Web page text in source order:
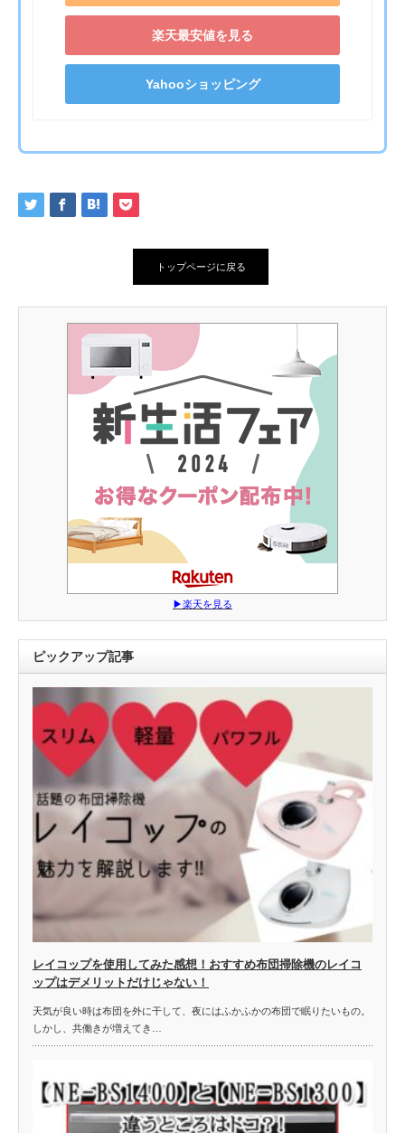
楽天最安値を見る
Yahooショッピング
トップページに戻る
▶︎楽天を見る
ピックアップ記事
レイコップを使用してみた感想！おすすめ布団掃除機のレイコ
ップはデメリットだけじゃない！
天気が良い時は布団を外に干して、夜にはふかふかの布団で眠りたいもの。
しかし、共働きが増えてき…